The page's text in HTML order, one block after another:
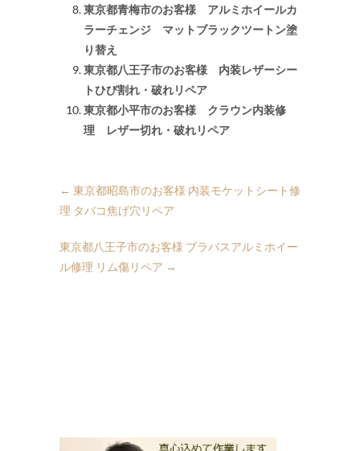
東京都青梅市のお客様 アルミホイールカ
ラーチェンジ マットブラックツートン塗
り替え
東京都八王子市のお客様 内装レザーシー
トひび割れ・破れリペア
東京都小平市のお客様 クラウン内装修
理 レザー切れ・破れリペア
← 東京都昭島市のお客様 内装モケットシート修
理 タバコ焦げ穴リペア
東京都八王子市のお客様 ブラバスアルミホイー
ル修理 リム傷リペア →